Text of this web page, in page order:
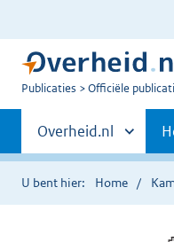
U
Publicaties Officiële
Primaire
navigatie
Andere
sites
binnen
Overheid.nl
U bent hier: Home